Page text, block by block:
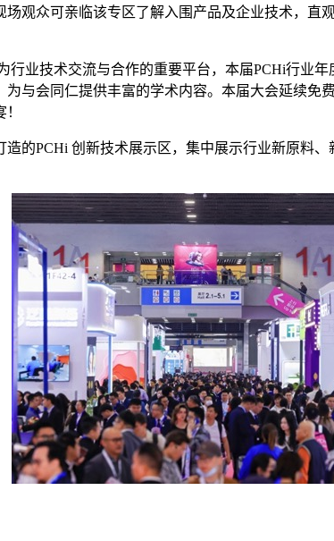
观众可亲临该专区了解入围产品及企业技术，直
业技术交流与合作的重要平台，本届PCHi行业
与会同仁提供丰富的学术内容。本届大会延续免
的PCHi 创新技术展示区，集中展示行业新原料